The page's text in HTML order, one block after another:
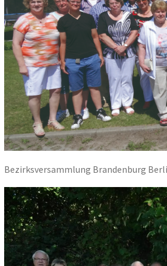
Bezirksversammlung Brandenburg